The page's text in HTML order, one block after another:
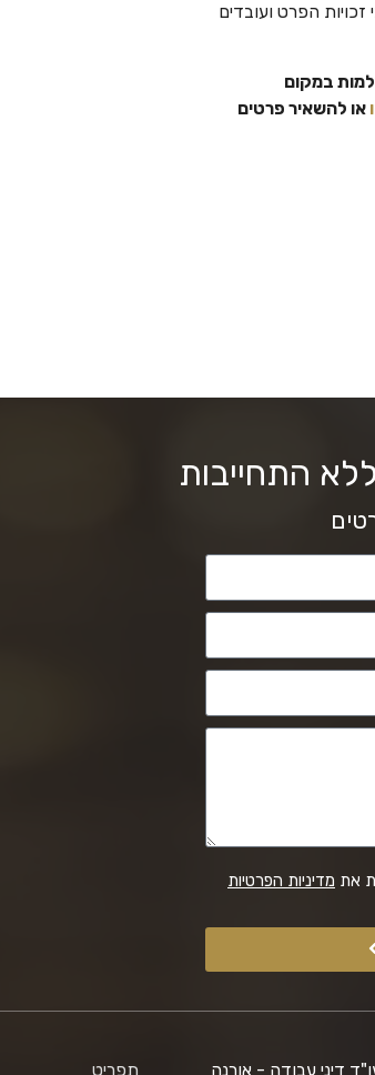
הפרט ועובדים
במקום
או להשאיר פרטים
ללא התחייבות
את מדיניות הפרטיות
דיני עבודה - אורנה תפריט